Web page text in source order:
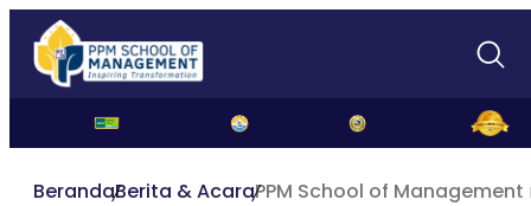
BerandaBerita & AcaraPPM School of